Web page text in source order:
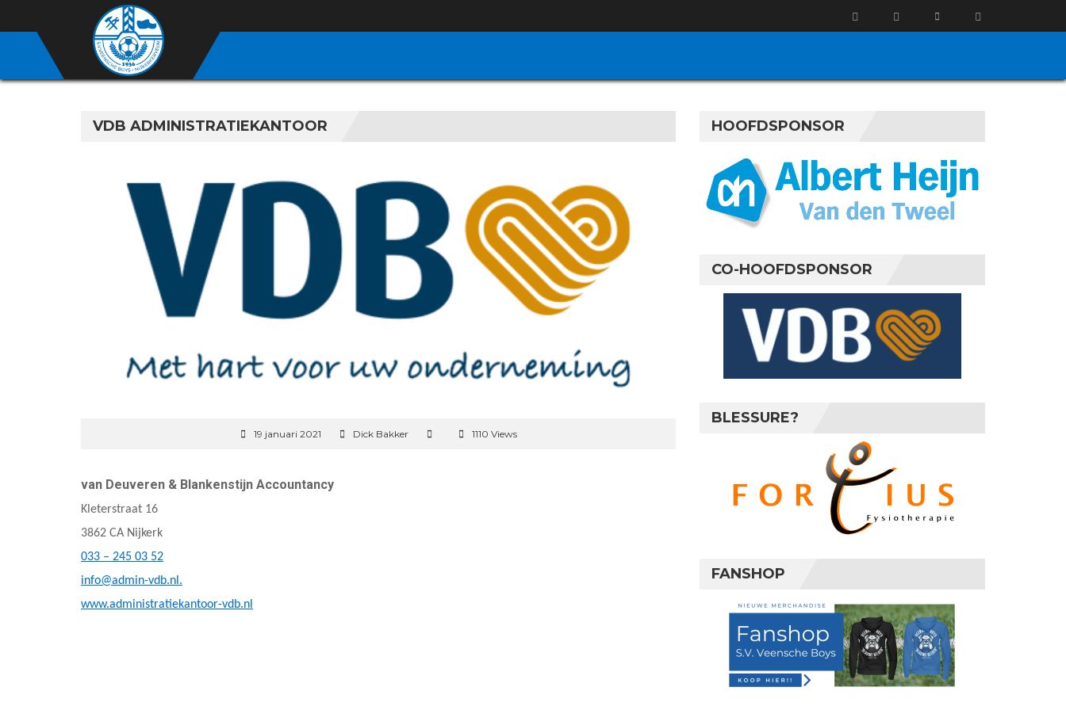
VDB ADMINISTRATIEKANTOOR
19 januari 2021 Dick Bakker 1110 Views
van Deuveren & Blankenstijn Accountancy
Kleterstraat 16
3862 CA Nijkerk
033 – 245 03 52
info@admin-vdb.nl.
www.administratiekantoor-vdb.nl
HOOFDSPONSOR
CO-HOOFDSPONSOR
BLESSURE?
FANSHOP